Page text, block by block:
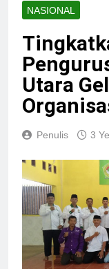
NASIONAL
Utara
Penulis 3